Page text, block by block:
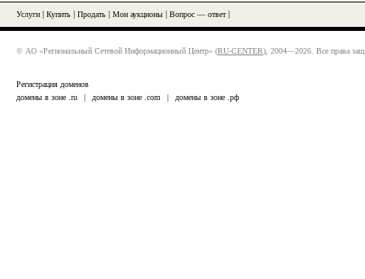
Услуги Купить Продать Мои аукционы Вопрос — ответ|
© АО «Региональный Сетевой Информационный Центр» (RU-CENTER), 2004—2026. Все права
Регистрация доменов
домены в зоне .ru
| домены в зоне .com | домены в зоне .рф